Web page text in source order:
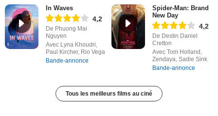
In Waves
4,2
De Phuong Mai
Nguyen
Avec Lyna Khoudri,
Paul Kircher, Rio Vega
Bande-annonce
Spider-Man: Brand
New Day
4,2
De Destin Daniel
Cretton
Avec Tom Holland,
Zendaya, Sadie Sink
Bande-annonce
Tous les meilleurs films au ciné